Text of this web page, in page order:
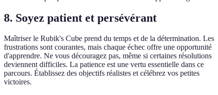
8. Soyez patient et persévérant
Maîtriser le Rubik's Cube prend du temps et de la détermination. Les
frustrations sont courantes, mais chaque échec offre une opportunité
d'apprendre. Ne vous découragez pas, même si certaines résolutions
deviennent difficiles. La patience est une vertu essentielle dans ce
parcours. Établissez des objectifs réalistes et célébrez vos petites
victoires.